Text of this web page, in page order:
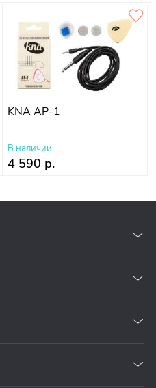
KNA AP-1
В наличии
4 590 р.